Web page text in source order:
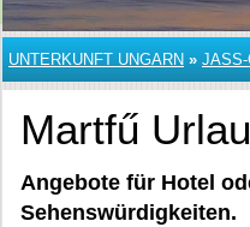
UNTERKUNFT UNGARN » JASS-
Martfű
Angebote für Hotel
Sehenswürdigkeiten.